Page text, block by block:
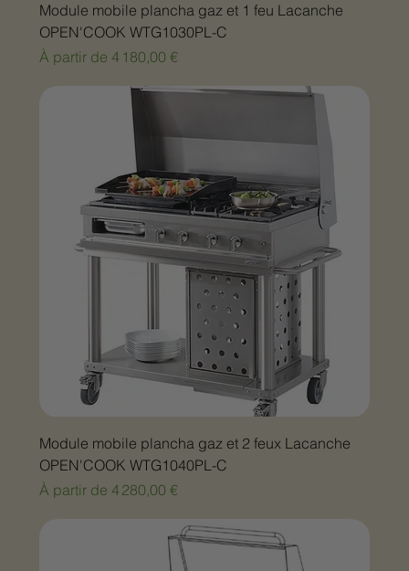
Module mobile plancha gaz et 1 feu Lacanche
OPEN'COOK WTG1030PL-C
À partir de 4 180,00 €
Prix promotionnel
Module mobile plancha gaz et 2 feux Lacanche
OPEN'COOK WTG1040PL-C
À partir de 4 280,00 €
Prix promotionnel